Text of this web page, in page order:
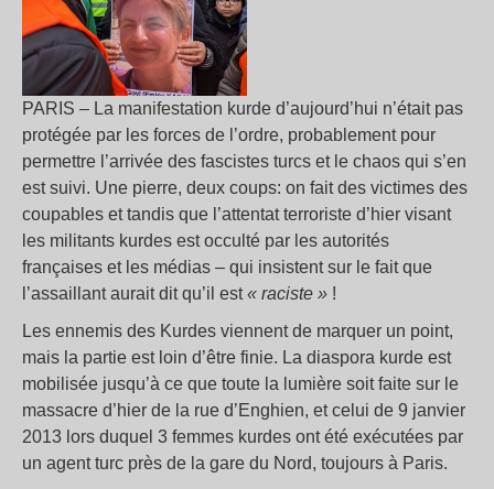
PARIS – La manifestation kurde d’aujourd’hui n’était pas
protégée par les forces de l’ordre, probablement pour
permettre l’arrivée des fascistes turcs et le chaos qui s’en
est suivi. Une pierre, deux coups: on fait des victimes des
coupables et tandis que l’attentat terroriste d’hier visant
les militants kurdes est occulté par les autorités
françaises et les médias – qui insistent sur le fait que
l’assaillant aurait dit qu’il est« raciste » !
Les ennemis des Kurdes viennent de marquer un point,
mais la partie est loin d’être finie. La diaspora kurde est
mobilisée jusqu’à ce que toute la lumière soit faite sur le
massacre d’hier de la rue d’Enghien, et celui de 9 janvier
2013 lors duquel 3 femmes kurdes ont été exécutées par
un agent turc près de la gare du Nord, toujours à Paris.